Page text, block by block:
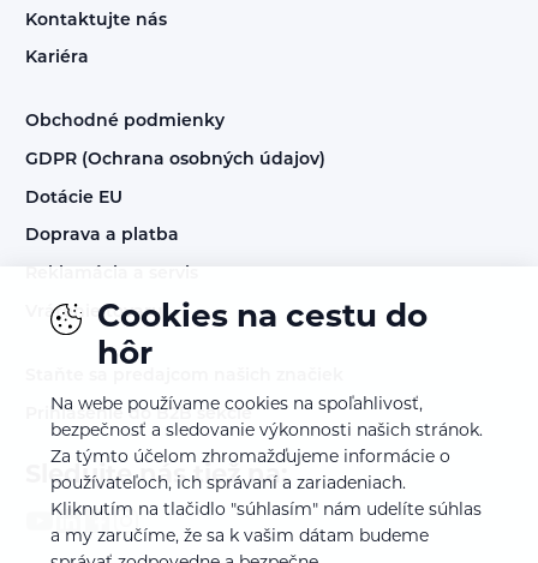
Kontaktujte nás
Kariéra
Obchodné podmienky
GDPR (Ochrana osobných údajov)
Dotácie EU
Doprava a platba
Vrátenie tovaru
Prihlásenie do B2B sekcie
Sledujte nás tiež na:
Cookies na cestu do
hôr
Na webe používame cookies na spoľahlivosť,
bezpečnosť a sledovanie výkonnosti našich stránok.
Za týmto účelom zhromažďujeme informácie o
používateľoch, ich správaní a zariadeniach.
Kliknutím na tlačidlo "súhlasím" nám udelíte súhlas
a my zaručíme, že sa k vašim dátam budeme